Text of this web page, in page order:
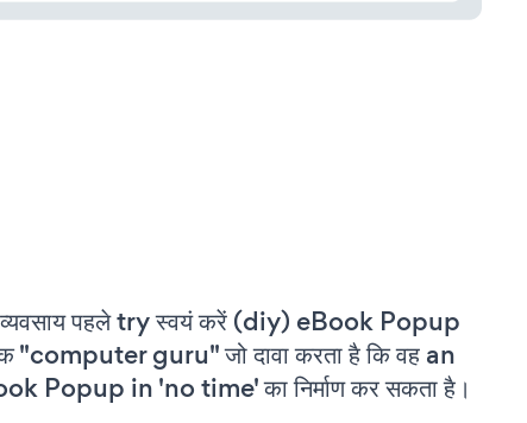
पहले try स्वयं करें (diy) eBook Popup
"computer guru" जो दावा करता है कि वह an
Popup in 'no time' का निर्माण कर सकता है।